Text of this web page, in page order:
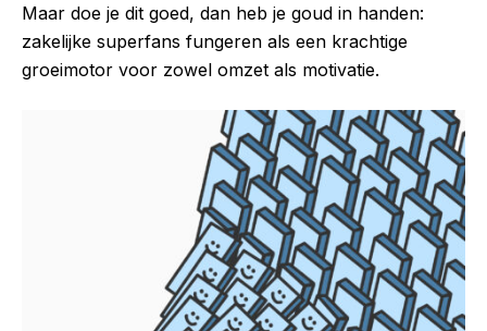
Maar doe je dit goed, dan heb je goud in handen:
zakelijke superfans fungeren als een krachtige
groeimotor voor zowel omzet als motivatie.